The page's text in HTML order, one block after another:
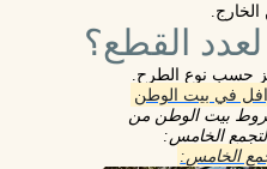
القطع؟
حسب نوع الطرح.
في بيت الوطن
بيت الوطن من
التجمع الخامس:
الخامس: